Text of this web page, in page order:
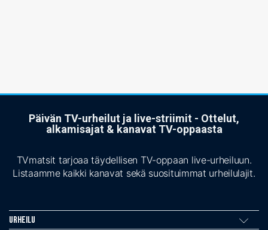
Päivän TV-urheilut ja live-striimit - Ottelut,
alkamisajat & kanavat TV-oppaasta
TVmatsit tarjoaa täydellisen TV-oppaan live-urheiluun.
Listaamme kaikki kanavat sekä suosituimmat urheilulajit.
Urheilu